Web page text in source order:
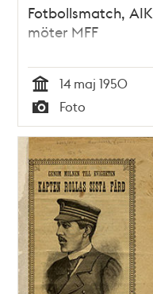
Fotbollsmatch, AIK
möter MFF
Tid
14 maj 1950
Typ
Foto